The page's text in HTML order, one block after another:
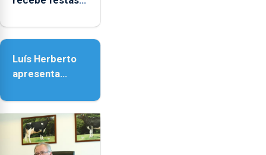
Nossa Senhora
Luís Herberto
apresenta
Paisagem’